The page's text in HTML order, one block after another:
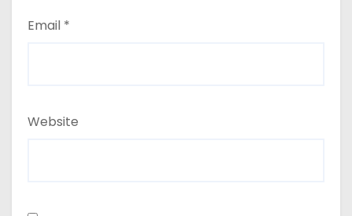
Email *
Website